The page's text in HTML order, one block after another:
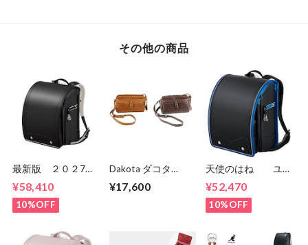
その他の商品
最新版 ２０２7
クラシック
MR25U 男の子・
女の子 セイバンの
保証 送料無料
¥58,410
10%OFF
Dakota ダコタ
ス ネルソン ショ
¥17,600
天使のはね ユア
男の子 YM23B-
1 セイバン
¥52,470
10%OFF